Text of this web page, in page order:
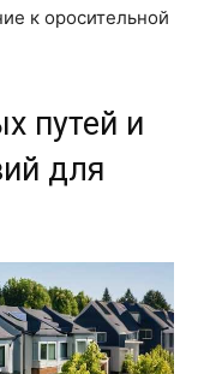
к оросительной
путей и
для